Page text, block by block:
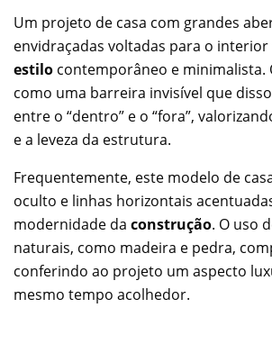
Um projeto de casa com grandes
envidraçadas voltadas para o
estilo contemporâneo e minimalista.
como uma barreira invisível que
entre o “dentro” e o “fora”,
e a leveza da estrutura.
Frequentemente, este modelo de
oculto e linhas horizontais
modernidade da construção. O uso
naturais, como madeira e pedra,
conferindo ao projeto um aspecto
mesmo tempo acolhedor.